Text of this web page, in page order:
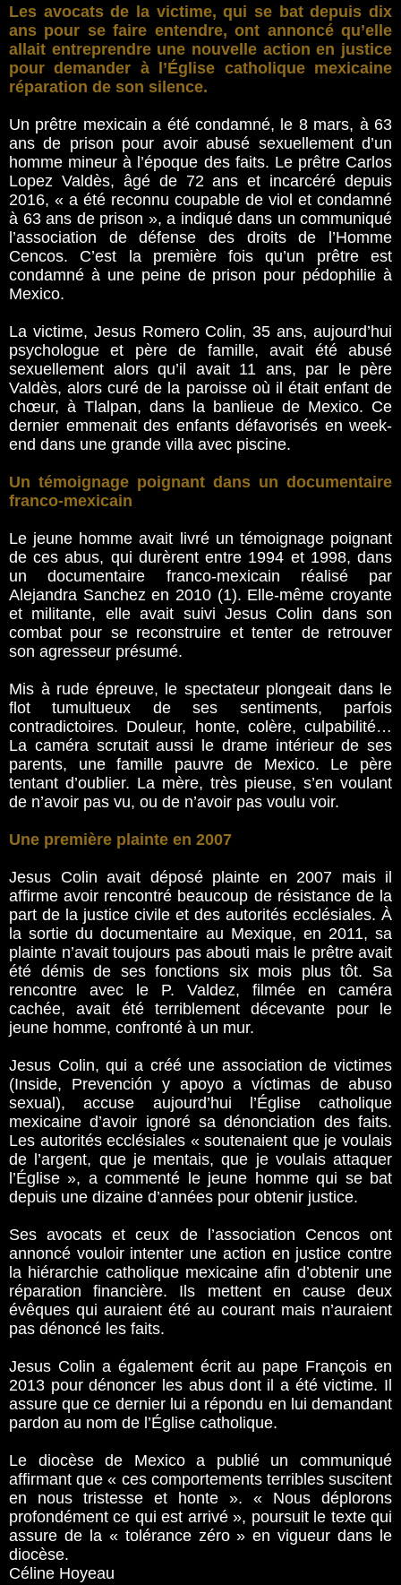
Les avocats de la victime, qui se bat depuis dix
ans pour se faire entendre, ont annoncé qu’elle
allait entreprendre une nouvelle action en justice
pour demander à l’Église catholique mexicaine
réparation de son silence.
Un prêtre mexicain a été condamné, le 8 mars, à 63
ans de prison pour avoir abusé sexuellement d’un
homme mineur à l’époque des faits. Le prêtre Carlos
Lopez Valdès, âgé de 72 ans et incarcéré depuis
2016, « a été reconnu coupable de viol et condamné
à 63 ans de prison », a indiqué dans un communiqué
l’association de défense des droits de l’Homme
Cencos. C’est la première fois qu’un prêtre est
condamné à une peine de prison pour pédophilie à
Mexico.
La victime, Jesus Romero Colin, 35 ans, aujourd’hui
psychologue et père de famille, avait été abusé
sexuellement alors qu’il avait 11 ans, par le père
Valdès, alors curé de la paroisse où il était enfant de
chœur, à Tlalpan, dans la banlieue de Mexico. Ce
dernier emmenait des enfants défavorisés en week-
end dans une grande villa avec piscine.
Un témoignage poignant dans un documentaire
franco-mexicain
Le jeune homme avait livré un témoignage poignant
de ces abus, qui durèrent entre 1994 et 1998, dans
un documentaire franco-mexicain réalisé par
Alejandra Sanchez en 2010 (1). Elle-même croyante
et militante, elle avait suivi Jesus Colin dans son
combat pour se reconstruire et tenter de retrouver
son agresseur présumé.
Mis à rude épreuve, le spectateur plongeait dans le
flot tumultueux de ses sentiments, parfois
contradictoires. Douleur, honte, colère, culpabilité…
La caméra scrutait aussi le drame intérieur de ses
parents, une famille pauvre de Mexico. Le père
tentant d’oublier. La mère, très pieuse, s’en voulant
de n’avoir pas vu, ou de n’avoir pas voulu voir.
Une première plainte en 2007
Jesus Colin avait déposé plainte en 2007 mais il
affirme avoir rencontré beaucoup de résistance de la
part de la justice civile et des autorités ecclésiales. À
la sortie du documentaire au Mexique, en 2011, sa
plainte n’avait toujours pas abouti mais le prêtre avait
été démis de ses fonctions six mois plus tôt. Sa
rencontre avec le P. Valdez, filmée en caméra
cachée, avait été terriblement décevante pour le
jeune homme, confronté à un mur.
Jesus Colin, qui a créé une association de victimes
(Inside, Prevención y apoyo a víctimas de abuso
sexual), accuse aujourd’hui l’Église catholique
mexicaine d’avoir ignoré sa dénonciation des faits.
Les autorités ecclésiales « soutenaient que je voulais
de l’argent, que je mentais, que je voulais attaquer
l’Église », a commenté le jeune homme qui se bat
depuis une dizaine d’années pour obtenir justice.
Ses avocats et ceux de l’association Cencos ont
annoncé vouloir intenter une action en justice contre
la hiérarchie catholique mexicaine afin d’obtenir une
réparation financière. Ils mettent en cause deux
évêques qui auraient été au courant mais n’auraient
pas dénoncé les faits.
Jesus Colin a également écrit au pape François en
2013 pour dénoncer les abus dont il a été victime. Il
assure que ce dernier lui a répondu en lui demandant
pardon au nom de l’Église catholique.
Le diocèse de Mexico a publié un communiqué
affirmant que « ces comportements terribles suscitent
en nous tristesse et honte ». « Nous déplorons
profondément ce qui est arrivé », poursuit le texte qui
assure de la « tolérance zéro » en vigueur dans le
diocèse.
Céline Hoyeau